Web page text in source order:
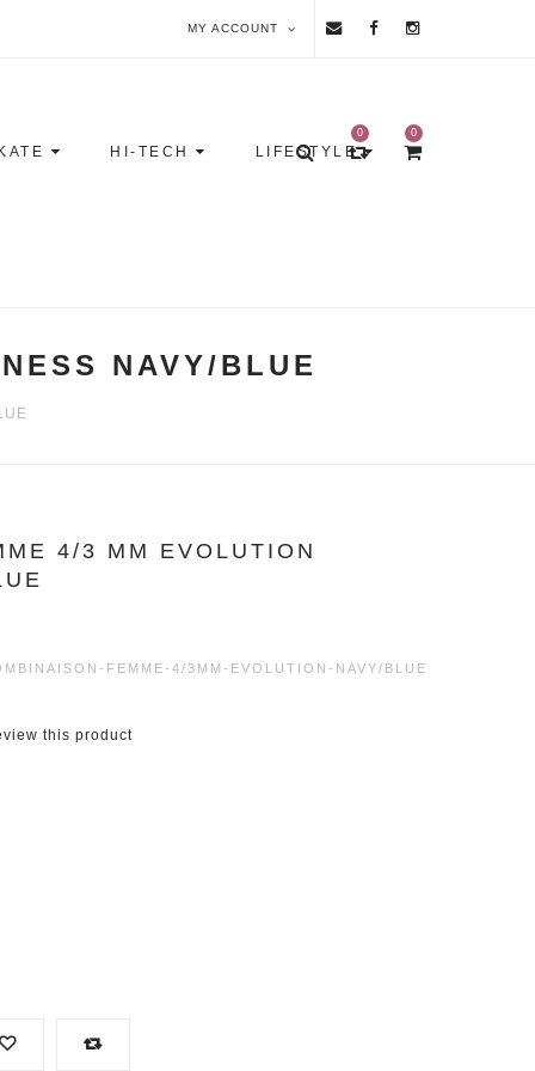
MY ACCOUNT
HI-TECH LIFESTYLE
0
0
NAVY/BLUE
4/3 MM EVOLUTION
FEMME-4/3MM-EVOLUTION-NAVY/BLUE
this product